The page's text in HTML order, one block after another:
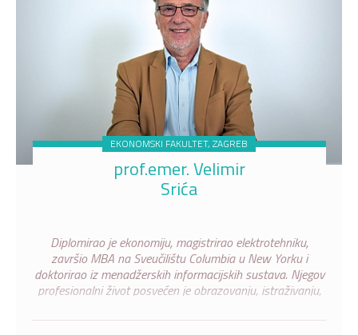
EKONOMSKI FAKULTET, ZAGREB
prof.emer. Velimir
Srića
Diplomirao je ekonomiju, magistrirao elektrotehniku,
završio MBA na Sveučilištu Columbia u New Yorku i
doktorirao iz menadžerskih informacijskih sustava. Njegov
profesionalni život posvećen je obrazovanju, istraživanju,